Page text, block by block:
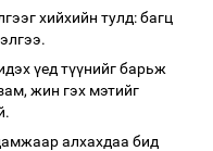
хийхийн тулд: багц
үед түүнийг барьж
жин гэх мэтийг
алхахдаа бид